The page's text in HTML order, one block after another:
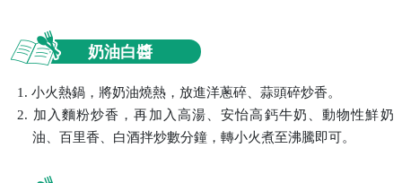
奶油白醬
1. 小火熱鍋，將奶油燒熱，放進洋蔥碎、蒜頭碎炒香。
2. 加入麵粉炒香，再加入高湯、安怡高鈣牛奶、動物性鮮奶
油、百里香、白酒拌炒數分鐘，轉小火煮至沸騰即可。